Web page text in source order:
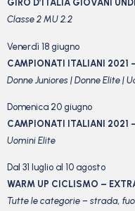
GIRO D’ITALIA GIOVANI
Classe 2 MU 2.2
Venerdì 18 giugno
CAMPIONATI ITALIANI 2021
Donne Juniores | Donne Elite |
Domenica 20 giugno
CAMPIONATI ITALIANI 2021
Uomini Elite
Dal 31 luglio al 10 agosto
WARM UP CICLISMO –
Tutte le categorie – strada,